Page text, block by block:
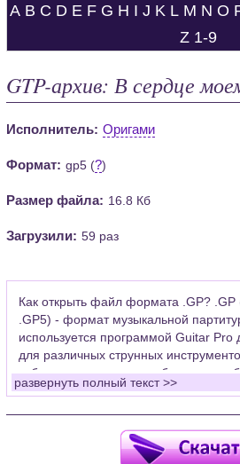
A B C D E F G H I J K L M N O
Z 1-9
GTP-архив: В сердце
Исполнитель: Оригами
Формат: gp5 (?)
Размер файла: 16.8 Кб
Загрузили: 59 раз
Как открыть файл формата .GP? .GP
.GP5) - формат музыкальной
используется программой Guitar Pro
для различных струнных
табулатуры для гитары, бас-гитары,
применяется для создания
Для открытия нот этого формата
установить у себя на рабочем
развернуть полный текст >>